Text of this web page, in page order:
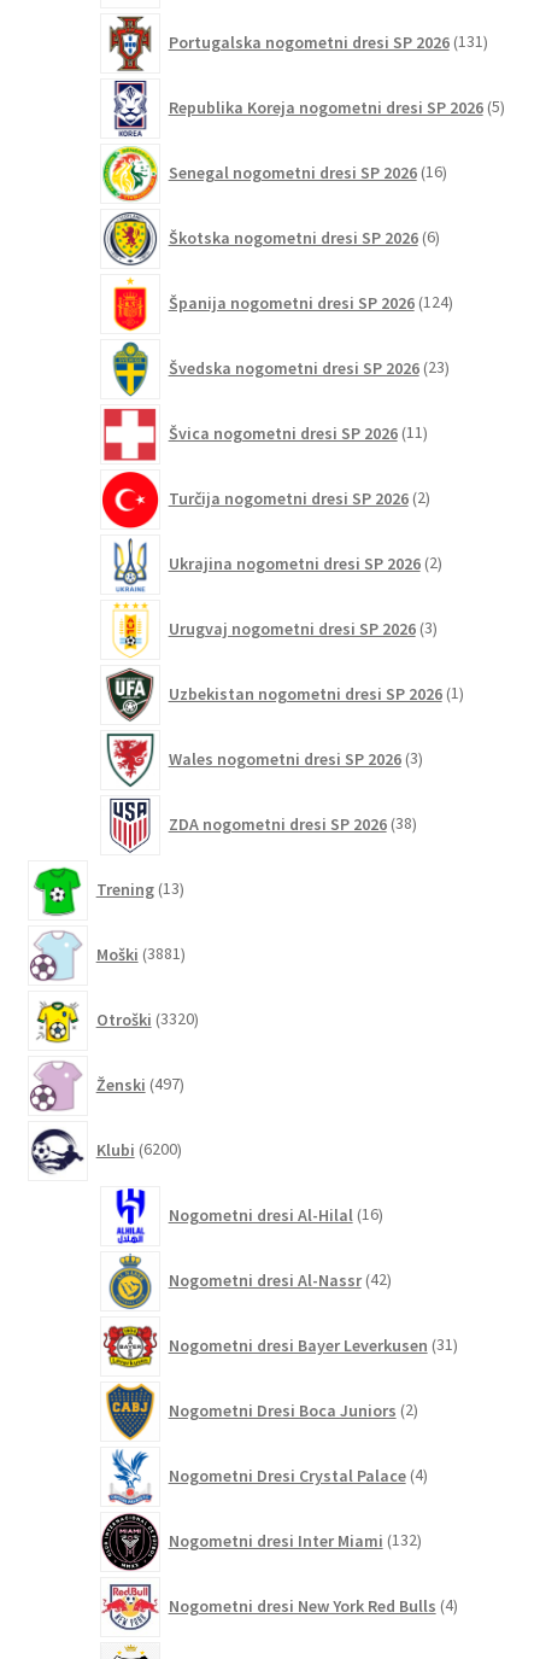
Portugalska nogometni dresi SP 2026 131
Republika Koreja nogometni dresi SP 2026 5
Senegal nogometni dresi SP 2026 16izdelkov
Škotska nogometni dresi SP 2026 6izdelkov
Španija nogometni dresi SP 2026 124izdelkov
Švedska nogometni dresi SP 2026 23izdelkov
Švica nogometni dresi SP 2026 11izdelkov
Turčija nogometni dresi SP 2026 2izdelka
Ukrajina nogometni dresi SP 2026 2izdelka
Urugvaj nogometni dresi SP 2026 3izdelki
Uzbekistan nogometni dresi SP 2026 1izdelek
Wales nogometni dresi SP 2026 3izdelki
ZDA nogometni dresi SP 2026 38izdelkov
Trening 13izdelkov
Moški 3881izdelkov
Otroški 3320izdelkov
Ženski 497izdelkov
Klubi 6200izdelkov
Nogometni dresi Al-Hilal 16izdelkov
Nogometni dresi Al-Nassr 42izdelkov
Nogometni dresi Bayer Leverkusen 31izdelkov
Nogometni Dresi Boca Juniors 2izdelka
Nogometni Dresi Crystal Palace 4izdelki
Nogometni dresi Inter Miami 132izdelkov
Nogometni dresi New York Red Bulls 4izdelki